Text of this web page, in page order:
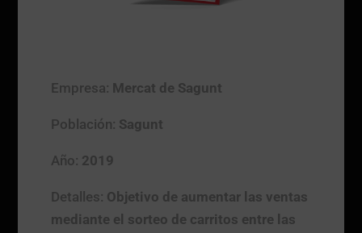
Empresa: Mercat de Sagunt
Población: Sagunt
Año: 2019
Detalles: Objetivo de aumentar las ventas
mediante el sorteo de carritos entre las